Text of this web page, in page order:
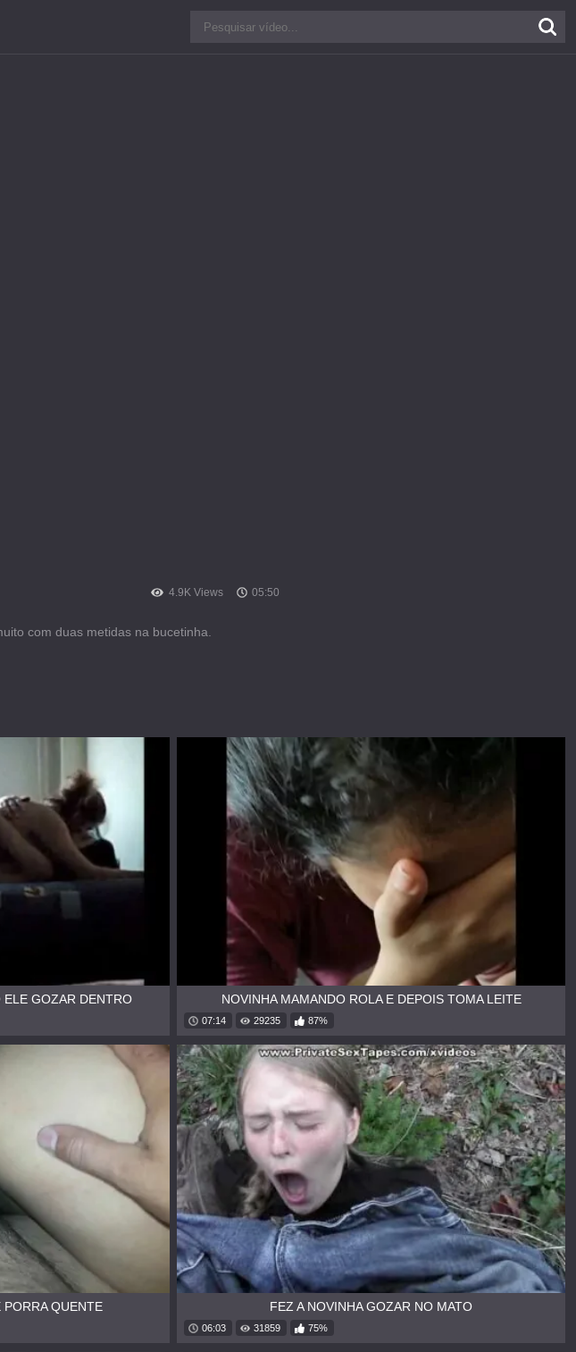
4.9K Views 05:50
com duas metidas na bucetinha.
ELE GOZAR DENTRO NOVINHA MAMANDO ROLA E DEPOIS TOMA LEITE
07:14 29235 87%
PORRA QUENTE FEZ A NOVINHA GOZAR NO MATO
06:03 31859 75%